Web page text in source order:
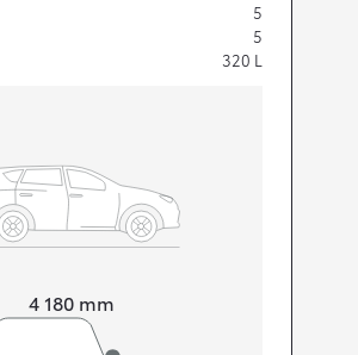
5
5
320 L
4 180 mm